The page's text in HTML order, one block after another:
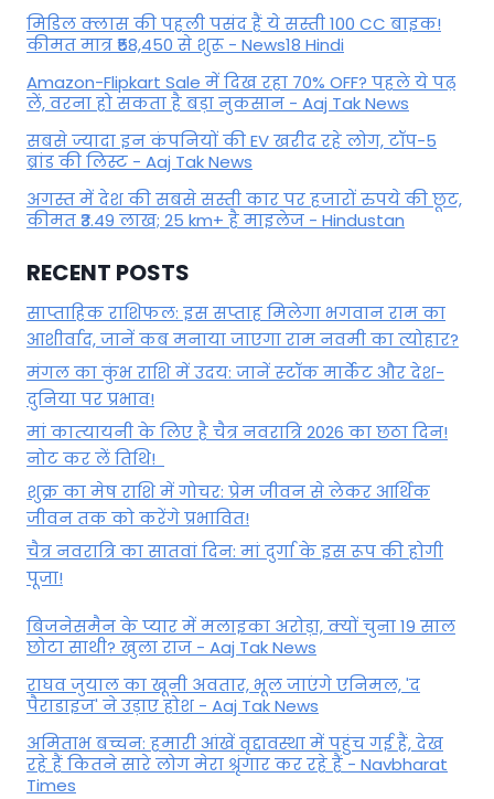
मिडिल क्लास की पहली पसंद हैं ये सस्ती 100 CC बाइक!
कीमत मात्र ₹58,450 से शुरू - News18 Hindi
Amazon-Flipkart Sale में दिख रहा 70% OFF? पहले ये पढ़
लें, वरना हो सकता है बड़ा नुकसान - Aaj Tak News
सबसे ज्यादा इन कंपनियों की EV खरीद रहे लोग, टॉप-5
ब्रांड की लिस्ट - Aaj Tak News
अगस्त में देश की सबसे सस्ती कार पर हजारों रुपये की छूट,
कीमत ₹3.49 लाख; 25 km+ है माइलेज - Hindustan
RECENT POSTS
साप्ताहिक राशिफल: इस सप्ताह मिलेगा भगवान राम का
आशीर्वाद, जानें कब मनाया जाएगा राम नवमी का त्योहार?
मंगल का कुंभ राशि में उदय: जानें स्‍टॉक मार्केट और देश-
दुनिया पर प्रभाव!
मां कात्‍यायनी के लिए है चैत्र नवरात्रि 2026 का छठा दिन!
नोट कर लें तिथि!
शुक्र का मेष राशि में गोचर: प्रेम जीवन से लेकर आर्थिक
जीवन तक को करेंगे प्रभावित!
चैत्र नवरात्रि का सातवां दिन: मां दुर्गा के इस रूप की होगी
पूजा!
बिजनेसमैन के प्यार में मलाइका अरोड़ा, क्यों चुना 19 साल
छोटा साथी? खुला राज - Aaj Tak News
राघव जुयाल का खूनी अवतार, भूल जाएंगे एनिमल, 'द
पैराडाइज' ने उड़ाए होश - Aaj Tak News
अमिताभ बच्चन: हमारी आंखें वृद्दावस्था में पहुंच गई हैं, देख
रहे हैं कितने सारे लोग मेरा श्रृंगार कर रहे हैं - Navbharat
Times